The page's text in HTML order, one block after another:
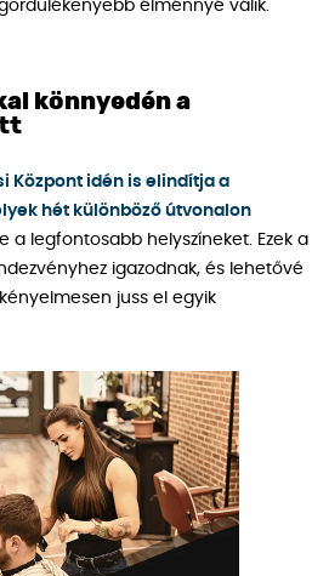
élménnyé válik.
könnyedén a
Központ idén is elindítja a
hét különböző útvonalon
a legfontosabb helyszíneket. Ezek a
igazodnak, és lehetővé
juss el egyik